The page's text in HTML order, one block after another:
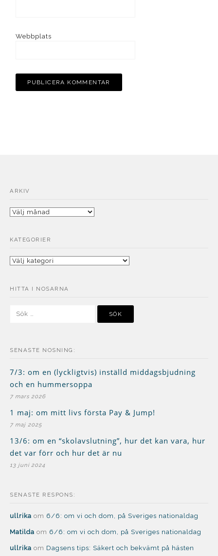
Webbplats
ARKIV
Arkiv
KATEGORIER
Kategorier
HITTA I NOSARNA
SENASTE NOSNING:
7/3: om en (lyckligtvis) inställd middagsbjudning
och en hummersoppa
7 mars 2026
1 maj: om mitt livs första Pay & Jump!
7 maj 2025
13/6: om en “skolavslutning”, hur det kan vara, hur
det var förr och hur det är nu
13 juni 2024
SENASTE RESPONS:
ullrika om 6/6: om vi och dom, på Sveriges nationaldag
Matilda om 6/6: om vi och dom, på Sveriges nationaldag
ullrika om Dagsens tips: Säkert och bekvämt på hästen